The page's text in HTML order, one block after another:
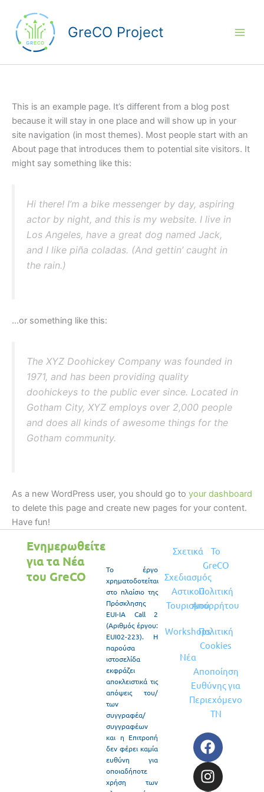
περιεχόμενο
GreCO Project
This is an example page. It’s different from a blog post
because it will stay in one place and will show up in your
site navigation (in most themes). Most people start with an
About page that introduces them to potential site visitors. It
might say something like this:
Hi there! I’m a bike messenger by day, aspiring
actor by night, and this is my website. I live in
Los Angeles, have a great dog named Jack,
and I like piña coladas. (And gettin’ caught in
the rain.)
…or something like this:
The XYZ Doohickey Company was founded in
1971, and has been providing quality
doohickeys to the public ever since. Located in
Gotham City, XYZ employs over 2,000 people
and does all kinds of awesome things for the
Gotham community.
As a new WordPress user, you should go to your dashboard
to delete this page and create new pages for your content.
Have fun!
Ενημερωθείτε
για τα Νέα
του GreCO
Το έργο
χρηματοδοτείται
στο πλαίσιο της
Πρόσκλησης
EUI-IA Call 2
(Αριθμός έργου:
EUI02-223). Η
παρούσα
ιστοσελίδα
εκφράζει
αποκλειστικά τις
απόψεις του/
των
συγγραφέα/
συγγραφέων
και η Επιτροπή
δεν φέρει καμία
ευθύνη για
οποιαδήποτε
χρήση των
Σχετικά
Σχεδιασμός
Αστικού
Τουρισμού
Workshops
Νέα
To
GreCO
Πολιτική
Απορρήτου
Πολιτική
Cookies
Αποποίηση
Ευθύνης για
Περιεχόμενο
ΤΝ
F
a
c
e
I
n
s
t
L
i
n
k